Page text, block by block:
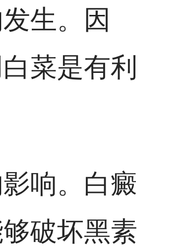
生。因
菜是有利
响。白癜
破坏黑素